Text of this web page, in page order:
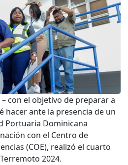
– con el objetivo de preparar a
hacer ante la presencia de un
Portuaria Dominicana
con el Centro de
(COE), realizó el cuarto
2024.